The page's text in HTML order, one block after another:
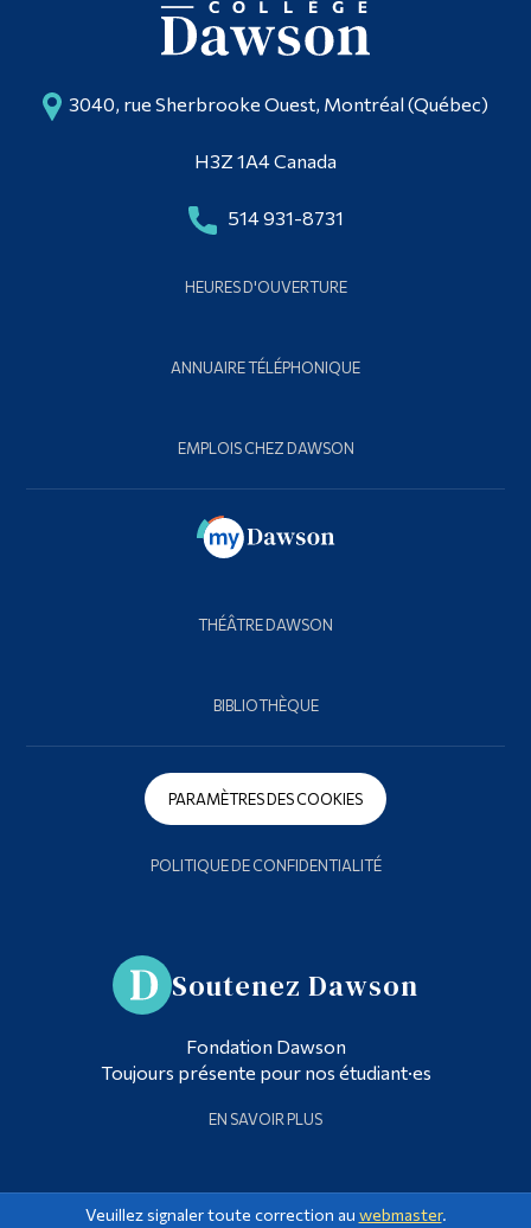
3040, rue Sherbrooke Ouest, Montréal (Québec)
H3Z 1A4 Canada
514 931-8731
HEURES D'OUVERTURE
ANNUAIRE TÉLÉPHONIQUE
EMPLOIS CHEZ DAWSON
THÉÂTRE DAWSON
BIBLIOTHÈQUE
PARAMÈTRES DES COOKIES
POLITIQUE DE CONFIDENTIALITÉ
Soutenez Dawson
Fondation Dawson
Toujours présente pour nos étudiant·es
EN SAVOIR PLUS
Veuillez signaler toute correction au webmaster.